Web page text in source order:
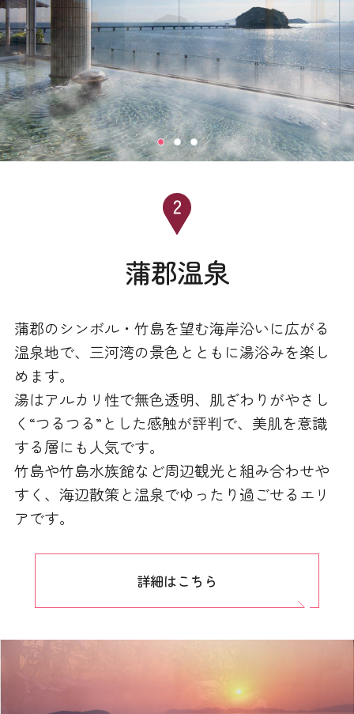
蒲郡温泉
蒲郡のシンボル・竹島を望む海岸沿いに広がる
温泉地で、三河湾の景色とともに湯浴みを楽し
めます。
湯はアルカリ性で無色透明、肌ざわりがやさし
く“つるつる”とした感触が評判で、美肌を意識
する層にも人気です。
竹島や竹島水族館など周辺観光と組み合わせや
すく、海辺散策と温泉でゆったり過ごせるエリ
アです。
詳細はこちら